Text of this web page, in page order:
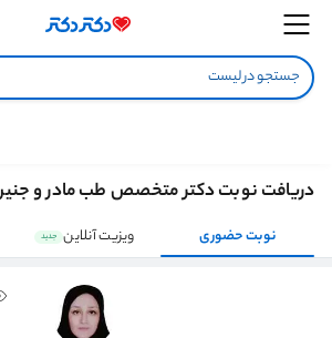
دریافت نوبت دکتر متخصص طب مادر و
نوبت حضوری ویزیت آنلاین جدید